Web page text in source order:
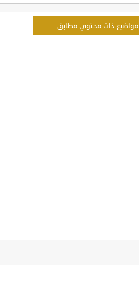
مواضيع ذات محتوي مطابق